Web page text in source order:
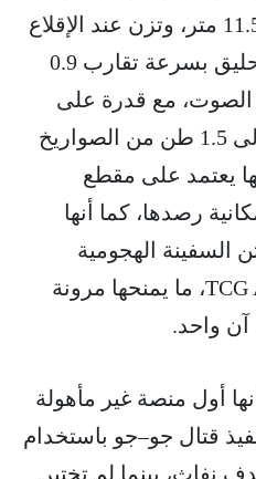
متر، وباع جناحيها حوالي 11.5 متر، وتزن عند الإقلاع
قرابة 6 أطنان. يمكنها التحليق بسرعة تقارب 0.9
مع قدرة على
حمل حمولة قتالية تصل إلى 1.5 طن من الصواريخ
يعتمد على مقطع
رصدها، كما أنها
الهجومية
البرمائية التركية TCG Anadolu، ما يمنحها مرونة
آن واحد.
أول منصة غير مأهولة
قتال جو–جو باستخدام
نفاث، بينما لم تختبر